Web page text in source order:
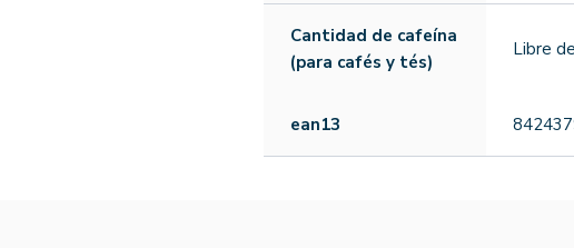
Cantidad de cafeína
(para cafés y tés)
Libre
ean13